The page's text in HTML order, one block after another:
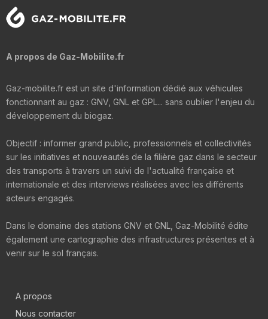
A propos de Gaz-Mobilite.fr
Gaz-mobilite.fr est un site d'information dédié aux véhicules
fonctionnant au gaz : GNV, GNL et GPL... sans oublier l'enjeu du
développement du biogaz.
Objectif : informer grand public, professionnels et collectivités
sur les initiatives et nouveautés de la filière gaz dans le secteur
des transports à travers un suivi de l'actualité française et
internationale et des interviews réalisées avec les différents
acteurs engagés.
Dans le domaine des stations GNV et GNL, Gaz-Mobilité édite
également une cartographie des infrastructures présentes et à
venir sur le sol français.
A propos
Nous contacter